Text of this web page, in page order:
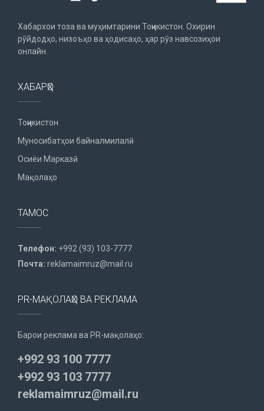
Хабархои тоза ва муҳимтарини Тоҷикистон. Охирин
рӯйдодҳо, низоъҳо ва ҳодисаҳо, ҳар рӯз навсозиҳои
онлайн.
ХАБАРҲО
Тоҷикистон
Муносибатҳои байналмилалӣ
Осиёи Марказӣ
Мақолаҳо
ТАМОС
Телефон: +992 (93) 103-7777
Почта: reklamaimruz@mail.ru
PR-МАҚОЛАҲО ВА РЕКЛАМА
Барои реклама ва PR-мақолаҳо:
+992 93 100 7777
+992 93 103 7777
reklamaimruz@mail.ru